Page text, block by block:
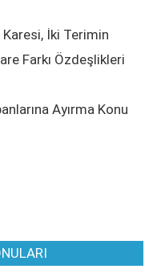
Karesi, İki Terimin
Farkı Özdeşlikleri
Ayırma Konu